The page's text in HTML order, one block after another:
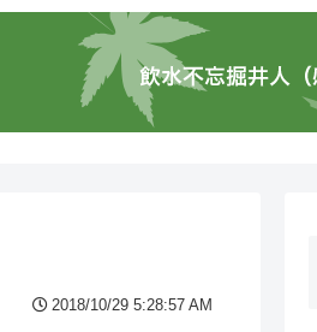
2018/10/29 5:28:57 AM